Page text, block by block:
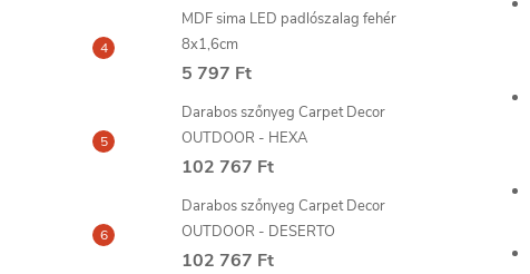
MDF sima LED padlószalag fehér
8x1,6cm
5 797 Ft
Darabos szőnyeg Carpet Decor
OUTDOOR - HEXA
102 767 Ft
Darabos szőnyeg Carpet Decor
OUTDOOR - DESERTO
102 767 Ft